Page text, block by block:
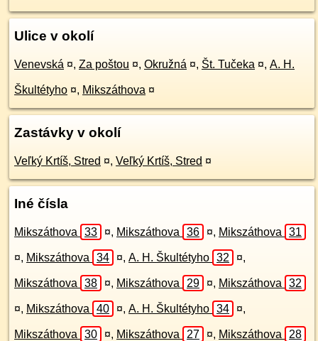
Ulice v okolí
Venevská ¤, Za poštou ¤, Okružná ¤, Št. Tučeka ¤, A. H.
Škultétyho ¤, Mikszáthova ¤
Zastávky v okolí
Veľký Krtíš, Stred ¤, Veľký Krtíš, Stred ¤
Iné čísla
Mikszáthova 33 ¤, Mikszáthova 36 ¤, Mikszáthova 31
¤, Mikszáthova 34 ¤, A. H. Škultétyho 32 ¤,
Mikszáthova 38 ¤, Mikszáthova 29 ¤, Mikszáthova 32
¤, Mikszáthova 40 ¤, A. H. Škultétyho 34 ¤,
Mikszáthova 30 ¤, Mikszáthova 27 ¤, Mikszáthova 28